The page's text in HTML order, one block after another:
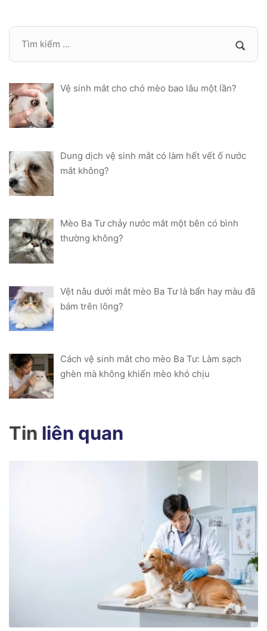
Vệ sinh mắt cho chó mèo bao lâu một lần?
Dung dịch vệ sinh mắt có làm hết vết ố nước
mắt không?
Mèo Ba Tư chảy nước mắt một bên có bình
thường không?
Vệt nâu dưới mắt mèo Ba Tư là bẩn hay màu đã
bám trên lông?
Cách vệ sinh mắt cho mèo Ba Tư: Làm sạch
ghèn mà không khiến mèo khó chịu
Tin liên quan